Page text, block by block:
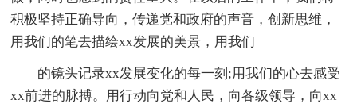
积极坚持正确导向，传递党和政府的声音，创新思维，
用我们的笔去描绘xx发展的美景，用我们
的镜头记录xx发展变化的每一刻;用我们的心去感受
xx前进的脉搏。用行动向党和人民，向各级领导，向xx